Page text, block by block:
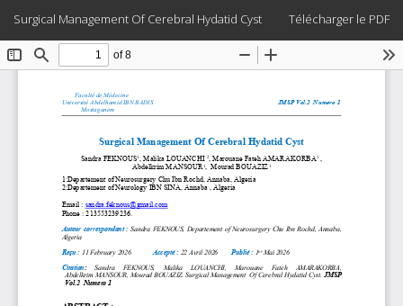
aux
informations
sur
l'article
Surgical Management Of Cerebral Hydatid Cyst Télécharger
Télécharger le PDF